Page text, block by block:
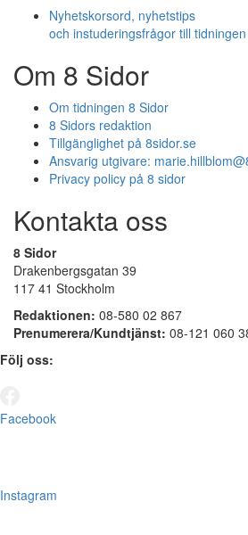
Nyhetskorsord, nyhetstips
och instuderingsfrågor till tidningen
Om 8 Sidor
Om tidningen 8 Sidor
8 Sidors redaktion
Tillgänglighet på 8sidor.se
Ansvarig utgivare:
Privacy policy på 8 sidor
Kontakta oss
8 Sidor
Drakenbergsgatan 39
117 41 Stockholm
Redaktionen: 08-580 02 867
Prenumerera/Kundtjänst: 08-121 060
Följ oss:
Facebook
Instagram